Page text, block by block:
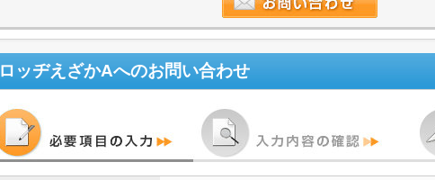
ロッヂえざかAへのお問い合わせ